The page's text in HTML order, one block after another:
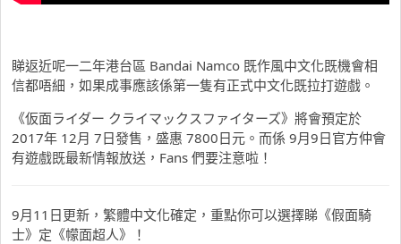
睇返近呢一二年港台區 Bandai Namco 既作風中文化既機會相
信都唔細，如果成事應該係第一隻有正式中文化既拉打遊戲。
《仮面ライダー クライマックスファイターズ》將會預定於
2017年 12月 7日發售，盛惠 7800日元。而係 9月9日官方仲會
有遊戲既最新情報放送，Fans 們要注意啦！
9月11 日更新，繁體中文化確定，重點你可以選擇睇《假面騎
士》定《幪面超人》！